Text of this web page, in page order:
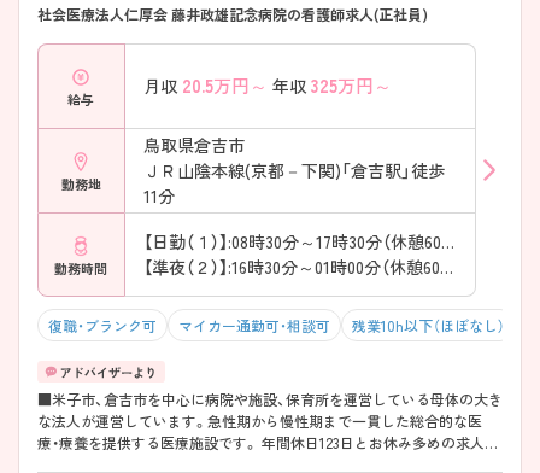
社会医療法人仁厚会 藤井政雄記念病院の看護師求人(正社員)
給与
月収 20.5万円～ 年収 325万円～
勤務地
鳥取県倉吉市
ＪＲ山陰本線(京都－下関)「倉吉駅」徒歩
11分
勤務時間
【日勤（１）】:08時30分～17時30分（休憩60分）
【準夜（２）】:16時30分～01時00分（休憩60分）
復職・ブランク可 マイカー通勤可・相談可 残業10h以下（ほぼなし）
■米子市、倉吉市を中心に病院や施設、保育所を運営している母体の大き
な法人が運営しています。急性期から慢性期まで一貫した総合的な医
療・療養を提供する医療施設です。 年間休日123日とお休み多めの求人で